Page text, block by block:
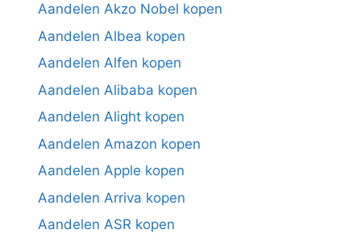
Aandelen Akzo Nobel kopen
Aandelen Albea kopen
Aandelen Alfen kopen
Aandelen Alibaba kopen
Aandelen Alight kopen
Aandelen Amazon kopen
Aandelen Apple kopen
Aandelen Arriva kopen
Aandelen ASR kopen